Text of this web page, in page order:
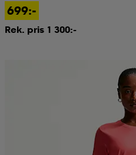
699:-
Rek. pris 1 300:-